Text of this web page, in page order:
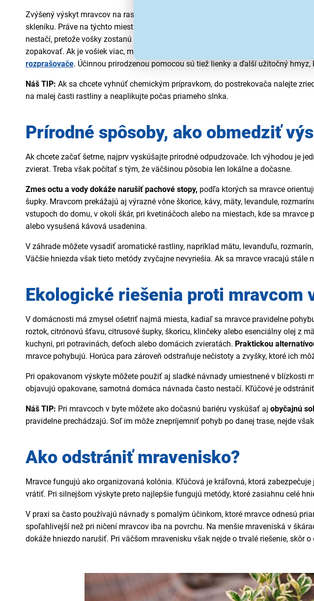
Zvýšený výskyt mravcov na rastlinách býva často signálom prítomnosti vošiek.
skleníku. Práve na týchto miestach sa vošky najčastejšie ukrývajú. Ak sa
nestačí, pretože vošky zostanú na rastlinách a problém sa môže rýchlo vrátiť.
zopakovať. Ak je vošiek viac, môže pomôcť vhodný postrek. Na ošetrenie väčších
rozprašovače. Účinnou prirodzenou pomocou sú tiež lienky a ďalší užitočný hmyz,
Náš TIP: Ak sa chcete vyhnúť chemickým prípravkom, do postrekovača nalejte
na malej časti rastliny a neaplikujte počas priameho slnka.
Prírodné spôsoby, ako obmedziť
Ak chcete začať šetrne, najprv vyskúšajte prírodné odpudzovače. Ich výhodou je
zvierat. Treba však počítať s tým, že väčšinou pôsobia len lokálne a dočasne.
Zmes octu a vody dokáže narušiť pachové stopy, podľa ktorých sa mravce
šupky. Mravcom prekážajú aj výrazné vône škorice, kávy, mäty, levandule,
vstupoch do domu, v okolí škár, pri kvetináčoch alebo na miestach, kde sa
alebo vysušená kávová usadenina.
V záhrade môžete vysadiť aromatické rastliny, napríklad mätu, levanduľu,
Väčšie hniezda však tieto metódy zvyčajne nevyriešia. Ak sa mravce vracajú stále
Ekologické riešenia proti mravcom
V domácnosti má zmysel ošetriť najmä miesta, kadiaľ sa mravce pravidelne
roztok, citrónovú šťavu, citrusové šupky, škoricu, klinčeky alebo esenciálny olej z
kuchyni, pri potravinách, deťoch alebo domácich zvieratách. Praktickou
mravce pohybujú. Horúca para zároveň odstraňuje nečistoty a zvyšky, ktoré ich
Pri opakovanom výskyte môžete použiť aj sladké návnady umiestnené v
objavujú opakovane, samotná domáca návnada často nestačí. Kľúčové je
Náš TIP: Pri mravcoch v byte môžete ako dočasnú bariéru vyskúšať aj obyčajnú
pravidelne prechádzajú. Soľ im môže znepríjemniť pohyb po danej trase, nejde
Ako odstrániť mravenisko?
Mravce fungujú ako organizovaná kolónia. Kľúčová je kráľovná, ktorá
vrátiť. Pri silnejšom výskyte preto najlepšie fungujú metódy, ktoré zasiahnu celé
V praxi sa často používajú návnady s pomalým účinkom, ktoré mravce odnesú
spoľahlivejší než pri ničení mravcov iba na povrchu. Na menšie mraveniská v
dokáže hniezdo narušiť. Pri väčšom mravenisku však nejde o trvalé riešenie, skôr